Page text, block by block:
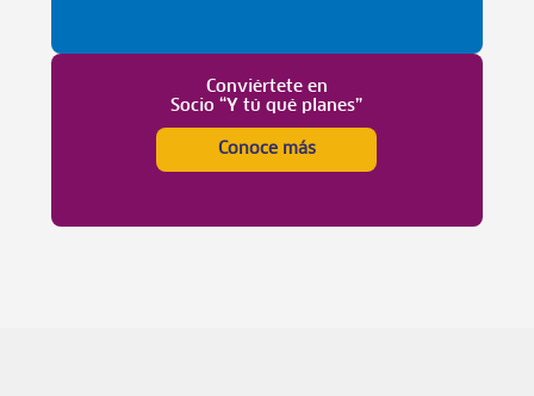
Conviértete en
Socio “Y tú qué planes”
Conoce más